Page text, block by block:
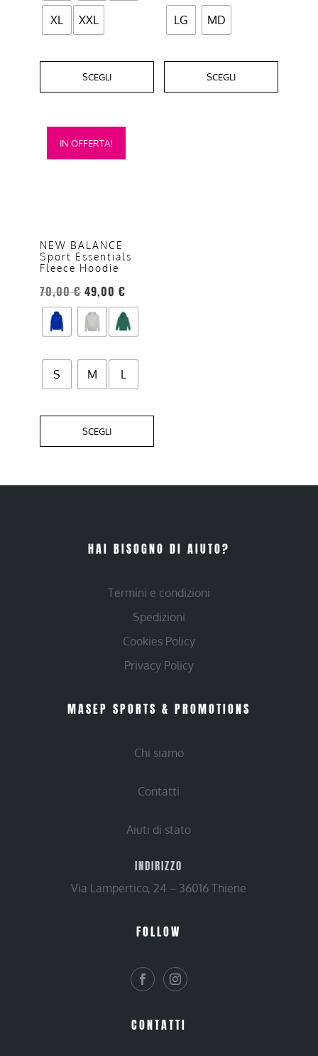
XL XXL
SCEGLI
LG MD
SCEGLI
IN OFFERTA!
NEW BALANCE
Sport Essentials
Fleece Hoodie
70,00€ 49,00 €
S M L
SCEGLI
Questo
prodotto
opzioni
possono
essere
scelte
nella
pagina
prodotto
HAI BISOGNO DI AIUTO?
Termini e condizioni
Spedizioni
Cookies Policy
Privacy Policy
MASEP SPORTS & PROMOTIONS
Chi siamo
Contatti
Aiuti di stato
INDIRIZZO
Via Lampertico, 24 – 36016 Thiene
FOLLOW
CONTATTI